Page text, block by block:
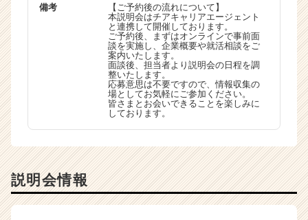
e
r）
備考
【ご予約後の流れについて】
本説明会はチアキャリアエージェント
と連携して開催しております。
ご予約後、まずはオンラインで事前面
談を実施し、企業概要や就活相談をご
案内いたします。
面談後、担当者より説明会の日程を調
整いたします。
応募意思は不要ですので、情報収集の
場としてお気軽にご参加ください。
皆さまとお会いできることを楽しみに
しております。
説明会情報